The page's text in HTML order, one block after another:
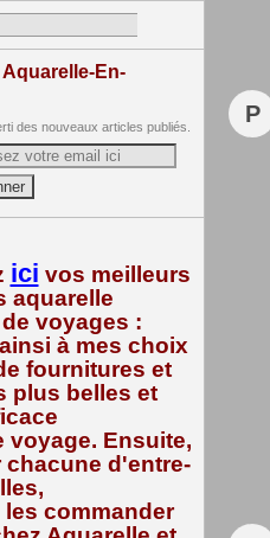
En-
des nouveaux articles publiés.
ici vos meilleurs
aquarelle
voyages :
à mes choix
fournitures et
plus belles et
voyage. Ensuite,
d'entre-
commander
P